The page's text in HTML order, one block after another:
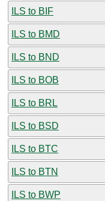
ILS to BIF
ILS to BMD
ILS to BND
ILS to BOB
ILS to BRL
ILS to BSD
ILS to BTC
ILS to BTN
ILS to BWP